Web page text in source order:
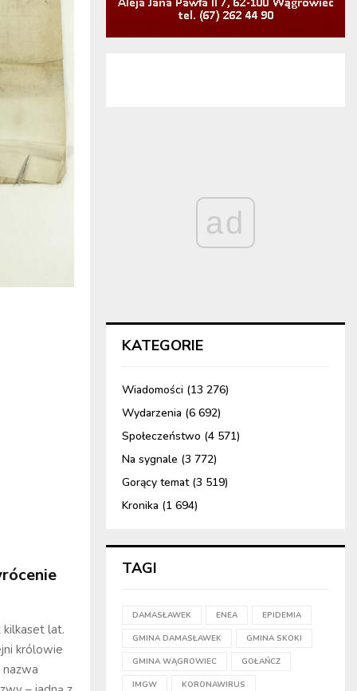
kilkaset lat.
królowie
ad
KATEGORIE
Wiadomości (13 276)
Wydarzenia (6 692)
Społeczeństwo (4 571)
Na sygnale (3 772)
Gorący temat(3 519)
Kronika (1 694)
TAGI
DAMASŁAWEK ENEA EPIDEMIA
GMINA DAMASŁAWEK GMINA SKOKI
GMINA WĄGROWIEC GOŁAŃCZ
IMGW KORONAWIRUS